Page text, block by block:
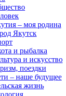
– моя родина
Якутск
и рыбалка
и искусство
поездки
– наше будущее
жизнь